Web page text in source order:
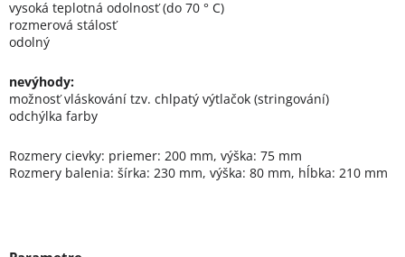
vysoká teplotná odolnosť (do 70 ° C)
rozmerová stálosť
odolný
nevýhody:
možnosť vláskování tzv. chlpatý výtlačok (stringování)
odchýlka farby
Rozmery cievky: priemer: 200 mm, výška: 75 mm
Rozmery balenia: šírka: 230 mm, výška: 80 mm, hĺbka: 210 mm